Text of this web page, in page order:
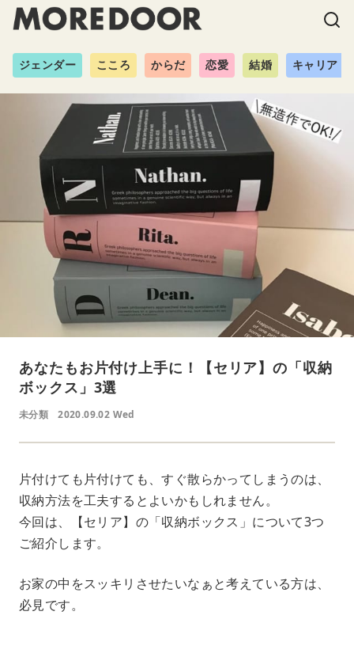
ジェンダー こころ からだ 恋愛 結婚 キャリア
あなたもお片付け上手に！【セリア】の「収納
ボックス」3選
未分類 2020.09.02 Wed
片付けても片付けても、すぐ散らかってしまうのは、
収納方法を工夫するとよいかもしれません。
今回は、【セリア】の「収納ボックス」について3つ
ご紹介します。
お家の中をスッキリさせたいなぁと考えている方は、
必見です。